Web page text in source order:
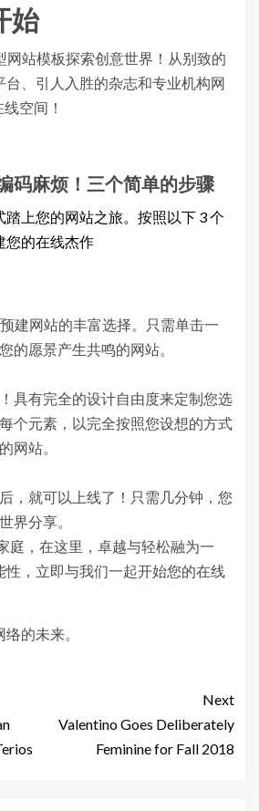
始
网站模板探索创意世界！从别致的
台、引人入胜的杂志和专业机构网
空间！
码麻烦！三个简单的步骤
上您的网站之旅。按照以下 3 个
您的在线杰作
建网站的丰富选择。只需单击一
的愿景产生共鸣的网站。
具有完全的设计自由度来定制您选
个元素，以完全按照您设想的方式
网站。
，就可以上线了！只需几分钟，您
界分享。
庭，在这里，卓越与轻松融为一
性，立即与我们一起开始您的在线
的未来。
Next
Valentino Goes Deliberately
Feminine for Fall 2018